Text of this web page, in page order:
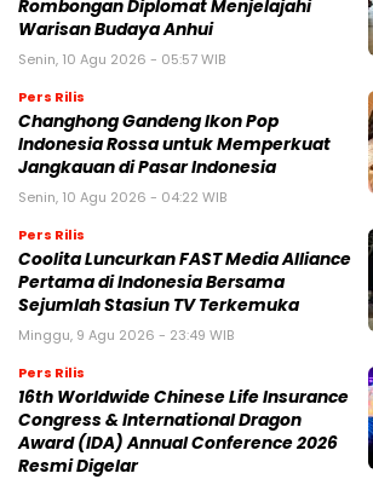
Rombongan Diplomat Menjelajahi
Warisan Budaya Anhui
Senin, 10 Agu 2026 - 05:57 WIB
Pers Rilis
Changhong Gandeng Ikon Pop
Indonesia Rossa untuk Memperkuat
Jangkauan di Pasar Indonesia
Senin, 10 Agu 2026 - 04:22 WIB
Pers Rilis
Coolita Luncurkan FAST Media Alliance
Pertama di Indonesia Bersama
Sejumlah Stasiun TV Terkemuka
Minggu, 9 Agu 2026 - 23:49 WIB
Pers Rilis
16th Worldwide Chinese Life Insurance
Congress & International Dragon
Award (IDA) Annual Conference 2026
Resmi Digelar